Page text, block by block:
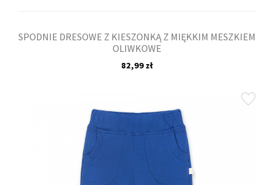
SPODNIE DRESOWE Z KIESZONKĄ Z MIĘKKIM MESZKIEM
OLIWKOWE
82,99 zł